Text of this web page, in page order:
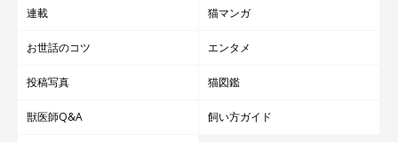
連載 猫マンガ
お世話のコツ エンタメ
投稿写真 猫図鑑
獣医師Q&A 飼い方ガイド